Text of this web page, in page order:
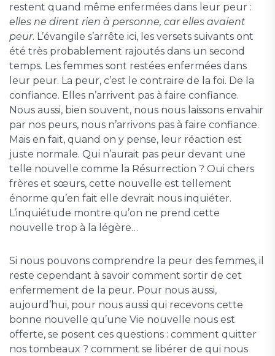
restent quand même enfermées dans leur peur :
elles ne dirent rien à personne, car elles avaient
peur. L’évangile s’arrête ici, les versets suivants ont
été très probablement rajoutés dans un second
temps. Les femmes sont restées enfermées dans
leur peur. La peur, c’est le contraire de la foi. De la
confiance. Elles n’arrivent pas à faire confiance.
Nous aussi, bien souvent, nous nous laissons envahir
par nos peurs, nous n’arrivons pas à faire confiance.
Mais en fait, quand on y pense, leur réaction est
juste normale. Qui n’aurait pas peur devant une
telle nouvelle comme la Résurrection ? Oui chers
frères et sœurs, cette nouvelle est tellement
énorme qu’en fait elle devrait nous inquiéter.
L’inquiétude montre qu’on ne prend cette
nouvelle trop à la légère…
Si nous pouvons comprendre la peur des femmes, il
reste cependant à savoir comment sortir de cet
enfermement de la peur. Pour nous aussi,
aujourd’hui, pour nous aussi qui recevons cette
bonne nouvelle qu’une Vie nouvelle nous est
offerte, se posent ces questions : comment quitter
nos tombeaux ? comment se libérer de qui nous